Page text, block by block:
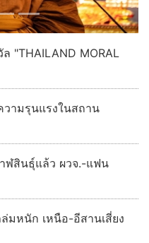
"THAILAND MORAL
วามรุนแรงในสถาน
าฬสินธุ์แล้ว ผวจ.-แฟน
มหนัก เหนือ-อีสานเสี่ยง